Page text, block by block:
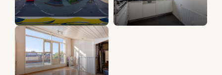
11 panorama's